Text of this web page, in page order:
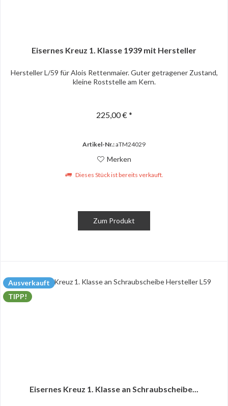
Eisernes Kreuz 1. Klasse 1939 mit Hersteller
Hersteller L/59 für Alois Rettenmaier. Guter getragener Zustand,
kleine Roststelle am Kern.
225,00 € *
Artikel-Nr.:aTM24029
Merken
Dieses Stück ist bereits verkauft.
Zum Produkt
Ausverkauft
TIPP!
Eisernes Kreuz 1. Klasse an Schraubscheibe...